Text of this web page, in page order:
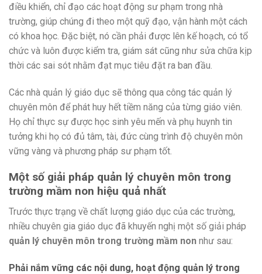
điều khiển, chỉ đạo các hoạt động sư phạm trong nhà
trường, giúp chúng đi theo một quỹ đạo, vận hành một cách
có khoa học. Đặc biệt, nó cần phải được lên kế hoạch, có tổ
chức và luôn được kiểm tra, giám sát cũng như sửa chữa kịp
thời các sai sót nhằm đạt mục tiêu đặt ra ban đầu.
Các nhà quản lý giáo dục sẽ thông qua công tác quản lý
chuyên môn để phát huy hết tiềm năng của từng giáo viên.
Họ chỉ thực sự được học sinh yêu mến và phụ huynh tin
tưởng khi họ có đủ tâm, tài, đức cùng trình độ chuyên môn
vững vàng và phương pháp sư phạm tốt.
Một số giải pháp quản lý chuyên môn trong
trường mầm non hiệu quả nhất
Trước thực trạng về chất lượng giáo dục của các trường,
nhiều chuyên gia giáo dục đã khuyến nghị một số giải pháp
quản lý chuyên môn trong trường mầm non như sau:
Phải nắm vững các nội dung, hoạt động quản lý trong